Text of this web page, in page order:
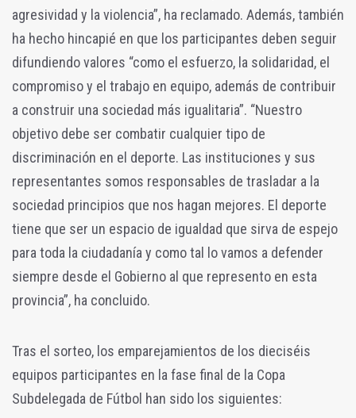
agresividad y la violencia”, ha reclamado. Además, también
ha hecho hincapié en que los participantes deben seguir
difundiendo valores “como el esfuerzo, la solidaridad, el
compromiso y el trabajo en equipo, además de contribuir
a construir una sociedad más igualitaria”. “Nuestro
objetivo debe ser combatir cualquier tipo de
discriminación en el deporte. Las instituciones y sus
representantes somos responsables de trasladar a la
sociedad principios que nos hagan mejores. El deporte
tiene que ser un espacio de igualdad que sirva de espejo
para toda la ciudadanía y como tal lo vamos a defender
siempre desde el Gobierno al que represento en esta
provincia”, ha concluido.
Tras el sorteo, los emparejamientos de los dieciséis
equipos participantes en la fase final de la Copa
Subdelegada de Fútbol han sido los siguientes: